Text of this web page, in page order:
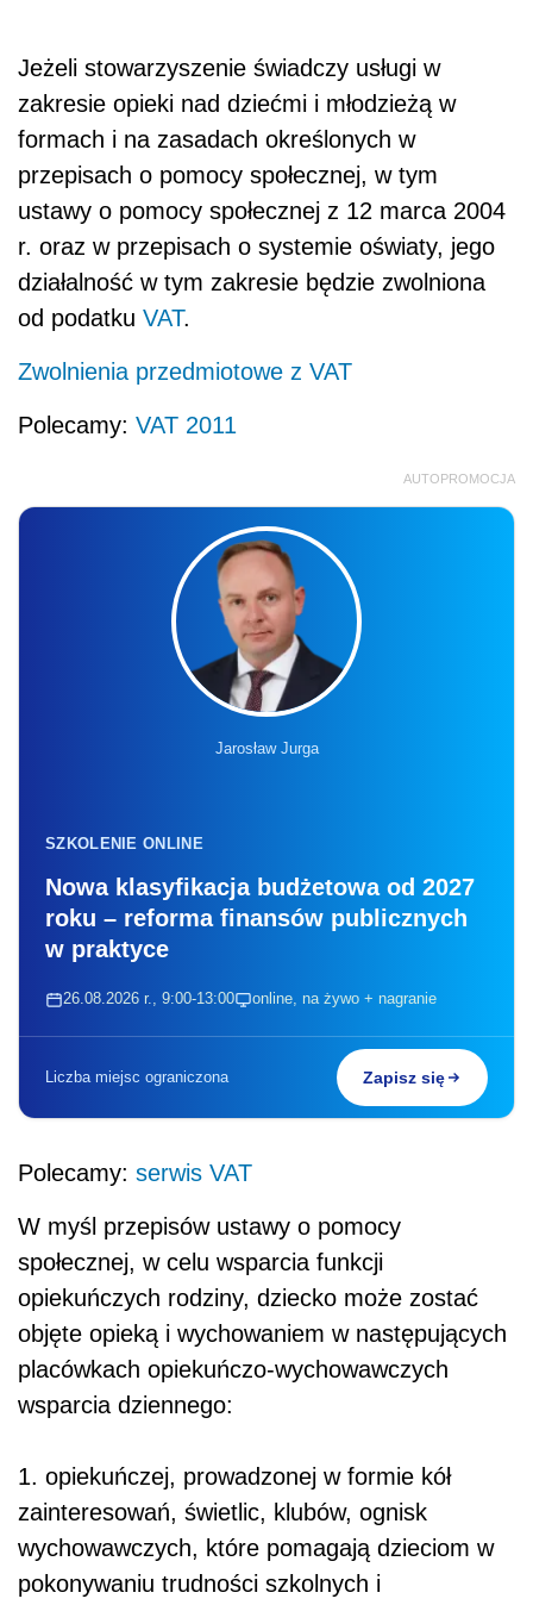
Jeżeli stowarzyszenie świadczy usługi w
zakresie opieki nad dziećmi i młodzieżą w
formach i na zasadach określonych w
przepisach o pomocy społecznej, w tym
ustawy o pomocy społecznej z 12 marca 2004
r. oraz w przepisach o systemie oświaty, jego
działalność w tym zakresie będzie zwolniona
od podatku VAT.
Zwolnienia przedmiotowe z VAT
Polecamy: VAT 2011
AUTOPROMOCJA
Jarosław Jurga
SZKOLENIE ONLINE
Nowa klasyfikacja budżetowa od 2027
roku – reforma finansów publicznych
w praktyce
26.08.2026 r., 9:00-13:00 online, na żywo + nagranie
Liczba miejsc ograniczona Zapisz się
Polecamy: serwis VAT
W myśl przepisów ustawy o pomocy
społecznej, w celu wsparcia funkcji
opiekuńczych rodziny, dziecko może zostać
objęte opieką i wychowaniem w następujących
placówkach opiekuńczo-wychowawczych
wsparcia dziennego:
1. opiekuńczej, prowadzonej w formie kół
zainteresowań, świetlic, klubów, ognisk
wychowawczych, które pomagają dzieciom w
pokonywaniu trudności szkolnych i